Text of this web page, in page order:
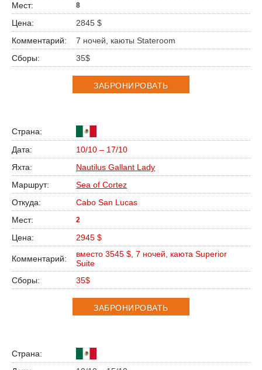
8
2845 $
7 ночей, каюты Stateroom
35$
ЗАБРОНИРОВАТЬ
10/10 – 17/10
Nautilus Gallant Lady
Sea of Cortez
Cabo San Lucas
2
2945 $
вместо 3545 $, 7 ночей, каюта Superior
Suite
35$
ЗАБРОНИРОВАТЬ